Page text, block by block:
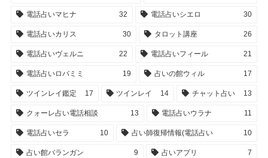
電話占いマヒナ 32 電話占いシエロ 30
電話占いカリス 30 タロット講座 26
電話占いヴェルニ 22 電話占いフィール 21
電話占いロバミミ 19 占いの館ウィル 17
ツインレイ鑑定 17 ツインレイ 14 チャット占い 13
クォーレ占い電話相談 13 電話占いウラナ 11
電話占いセラ 10 占い師復帰情報(電話占い 10
占い館バランガン 9 占いアプリ 7